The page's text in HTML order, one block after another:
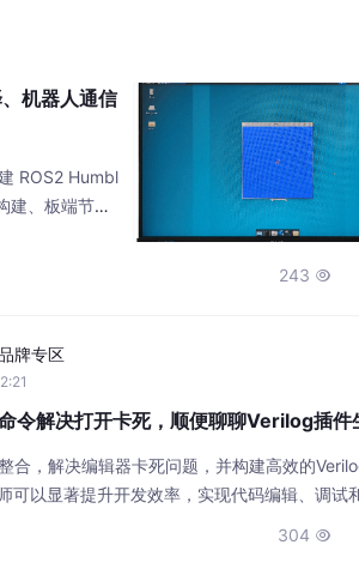
机器人通信
ROS2 Humbl
建、板端节点
机器人项目快
243 
牌专区
解决打开卡死，顺便聊聊Verilog插件
，解决编辑器卡死问题，并构建高效的
可以显著提升开发效率，实现代码编辑、调试
304 